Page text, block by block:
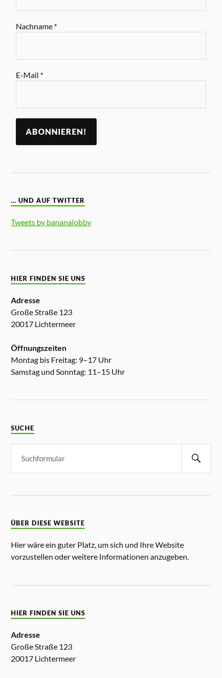
Nachname *
E-Mail *
… UND AUF TWITTER
Tweets by bananalobby
HIER FINDEN SIE UNS
Adresse
Große Straße 123
20017 Lichtermeer
Öffnungszeiten
Montag bis Freitag: 9–17 Uhr
Samstag und Sonntag: 11–15 Uhr
SUCHE
ÜBER DIESE WEBSITE
Hier wäre ein guter Platz, um sich und Ihre Website
vorzustellen oder weitere Informationen anzugeben.
HIER FINDEN SIE UNS
Adresse
Große Straße 123
20017 Lichtermeer